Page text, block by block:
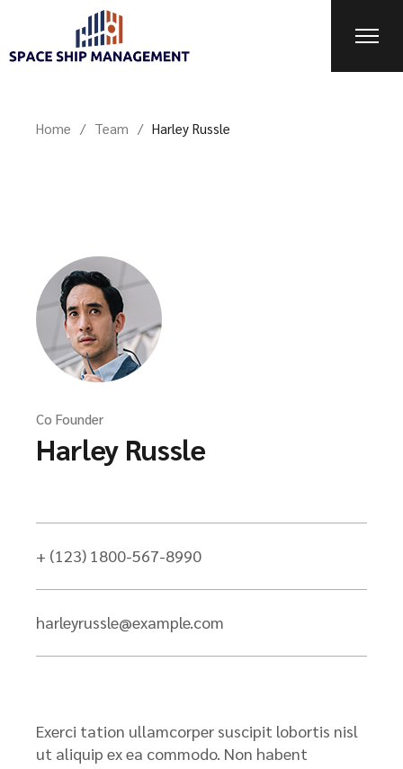
Home Team Harley Russle
Co Founder
Harley Russle
+ (123) 1800-567-8990
harleyrussle@example.com
Exerci tation ullamcorper suscipit lobortis nisl
ut aliquip ex ea commodo. Non habent